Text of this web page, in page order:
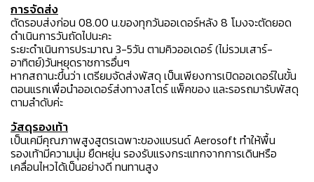
การจัดส่ง
ตัดรอบส่งก่อน 08.00 น.ของทุกวันออเดอร์หลัง 8 โมงจะตัดยอด
ดำเนินการวันถัดไปนะคะ
ระยะดำเนินการประมาณ 3-5วัน ตามคิวออเดอร์ (ไม่รวมเสาร์-
อาทิตย์)วันหยุดราชการอื่นๆ
หากสถานะขึ้นว่า เตรียมจัดส่งพัสดุ เป็นเพียงการเปิดออเดอร์ในขั้น
ตอนแรกเพื่อนำออเดอร์ส่งทางสโตร์ แพ็คของ และรอรถมารับพัสดุ
ตามลำดับค่ะ
วัสดุรองเท้า
เป็นเคมีคุณภาพสูงสูตรเฉพาะของแบรนด์ Aerosoft ทำให้พื้น
รองเท้ามีความนุ่ม ยืดหยุ่น รองรับแรงกระแทกจากการเดินหรือ
เคลื่อนไหวได้เป็นอย่างดี ทนทานสูง